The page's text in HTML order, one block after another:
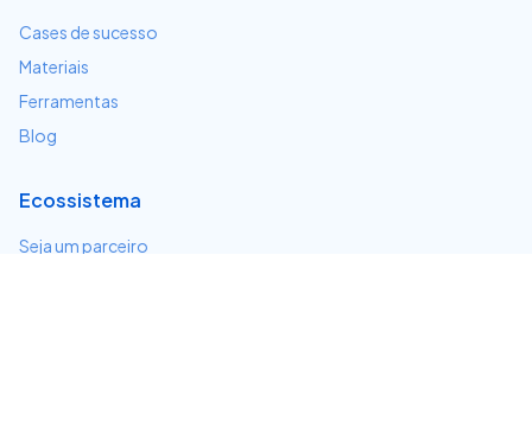
Cases de sucesso
Materiais
Ferramentas
Blog
Ecossistema
Seja um parceiro